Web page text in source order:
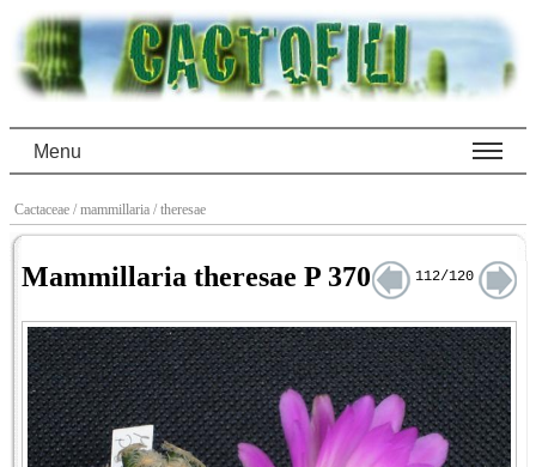
Menu
Cactaceae / mammillaria / theresae
Mammillaria theresae P 370 112/120